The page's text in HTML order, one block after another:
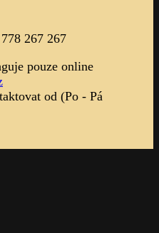
267 267
pouze online
od (Po - Pá